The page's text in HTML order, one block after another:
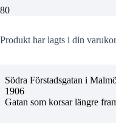
Produkt har lagts i din
Södra Förstadsgatan i
1906
Gatan som korsar längre